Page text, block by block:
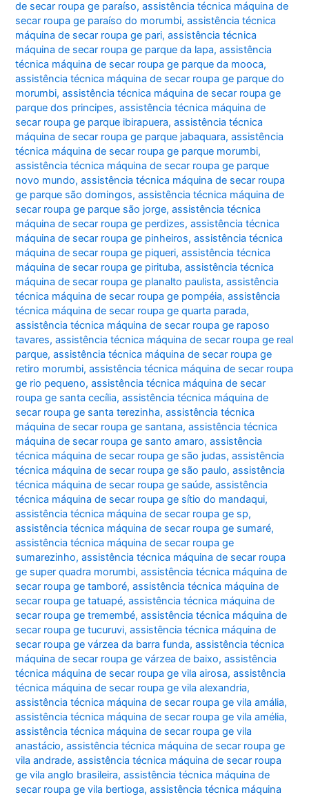
de secar roupa ge paraíso,assistência técnica máquina de
secar roupa ge paraíso do morumbi,assistência técnica
máquina de secar roupa ge pari,assistência técnica
máquina de secar roupa ge parque da lapa,assistência
técnica máquina de secar roupa ge parque da mooca,
assistência técnica máquina de secar roupa ge parque do
morumbi,assistência técnica máquina de secar roupa ge
parque dos principes,assistência técnica máquina de
secar roupa ge parque ibirapuera,assistência técnica
máquina de secar roupa ge parque jabaquara,assistência
técnica máquina de secar roupa ge parque morumbi,
assistência técnica máquina de secar roupa ge parque
novo mundo,assistência técnica máquina de secar roupa
ge parque são domingos,assistência técnica máquina de
secar roupa ge parque são jorge,assistência técnica
máquina de secar roupa ge perdizes,assistência técnica
máquina de secar roupa ge pinheiros,assistência técnica
máquina de secar roupa ge piqueri,assistência técnica
máquina de secar roupa ge pirituba,assistência técnica
máquina de secar roupa ge planalto paulista,assistência
técnica máquina de secar roupa ge pompéia,assistência
técnica máquina de secar roupa ge quarta parada,
assistência técnica máquina de secar roupa ge raposo
tavares,assistência técnica máquina de secar roupa ge real
parque,assistência técnica máquina de secar roupa ge
retiro morumbi,assistência técnica máquina de secar roupa
ge rio pequeno,assistência técnica máquina de secar
roupa ge santa cecília,assistência técnica máquina de
secar roupa ge santa terezinha,assistência técnica
máquina de secar roupa ge santana,assistência técnica
máquina de secar roupa ge santo amaro,assistência
técnica máquina de secar roupa ge são judas,assistência
técnica máquina de secar roupa ge são paulo,assistência
técnica máquina de secar roupa ge saúde,assistência
técnica máquina de secar roupa ge sítio do mandaqui,
assistência técnica máquina de secar roupa ge sp,
assistência técnica máquina de secar roupa ge sumaré,
assistência técnica máquina de secar roupa ge
sumarezinho,assistência técnica máquina de secar roupa
ge super quadra morumbi,assistência técnica máquina de
secar roupa ge tamboré,assistência técnica máquina de
secar roupa ge tatuapé,assistência técnica máquina de
secar roupa ge tremembé,assistência técnica máquina de
secar roupa ge tucuruvi,assistência técnica máquina de
secar roupa ge várzea da barra funda,assistência técnica
máquina de secar roupa ge várzea de baixo,assistência
técnica máquina de secar roupa ge vila airosa,assistência
técnica máquina de secar roupa ge vila alexandria,
assistência técnica máquina de secar roupa ge vila amália,
assistência técnica máquina de secar roupa ge vila amélia,
assistência técnica máquina de secar roupa ge vila
anastácio,assistência técnica máquina de secar roupa ge
vila andrade,assistência técnica máquina de secar roupa
ge vila anglo brasileira,assistência técnica máquina de
secar roupa ge vila bertioga,assistência técnica máquina